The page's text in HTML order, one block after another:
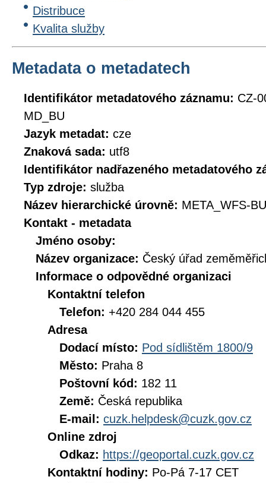
Distribuce
Kvalita služby
Metadata o metadatech
Identifikátor metadatového záznamu: CZ-
MD_BU
Jazyk metadat: cze
Znaková sada: utf8
Identifikátor nadřazeného metadatového
Typ zdroje: služba
Název hierarchické úrovně: META_WFS-
Kontakt - metadata
Jméno osoby:
Název organizace: Český úřad
Informace o odpovědné organizaci
Kontaktní telefon
Telefon: +420 284 044 455
Adresa
Dodací místo: Pod sídlištěm 1800/9
Město: Praha 8
Poštovní kód: 182 11
Země: Česká republika
E-mail: cuzk.helpdesk@cuzk.gov.cz
Online zdroj
Odkaz: https://geoportal.cuzk.gov.cz
Kontaktní hodiny: Po-Pá 7-17 CET